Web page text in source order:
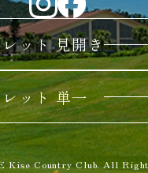
ット 見開き
ット 単一
Kise Country Club. All